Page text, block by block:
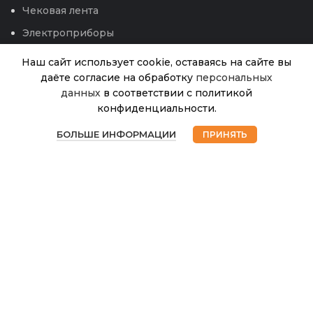
Чековая лента
Электроприборы
Наш сайт использует cookie, оставаясь на сайте вы
даёте согласие на обработку персональных
данных в соответствии с политикой
конфиденциальности.
БОЛЬШЕ ИНФОРМАЦИИ ПРИНЯТЬ
1,2 (К-
025.00₽
наличии
лишь 1
Магазин Избранное Корзина Мой аккаунт